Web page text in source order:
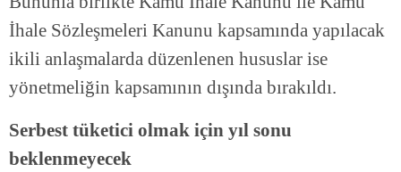
İhale Sözleşmeleri Kanunu kapsamında yapılacak
ikili anlaşmalarda düzenlenen hususlar ise
yönetmeliğin kapsamının dışında bırakıldı.
Serbest tüketici olmak için yıl sonu
beklenmeyecek